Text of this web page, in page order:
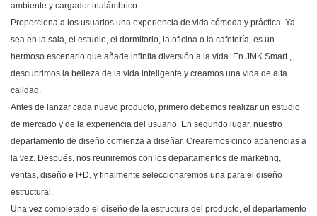
ambiente y cargador inalámbrico.
Proporciona a los usuarios una experiencia de vida cómoda y práctica. Ya
sea en la sala, el estudio, el dormitorio, la oficina o la cafetería, es un
hermoso escenario que añade infinita diversión a la vida. En JMK Smart,
descubrimos la belleza de la vida inteligente y creamos una vida de alta
calidad.
Antes de lanzar cada nuevo producto, primero debemos realizar un estudio
de mercado y de la experiencia del usuario. En segundo lugar, nuestro
departamento de diseño comienza a diseñar. Crearemos cinco apariencias a
la vez. Después, nos reuniremos con los departamentos de marketing,
ventas, diseño e I+D, y finalmente seleccionaremos una para el diseño
estructural.
Una vez completado el diseño de la estructura del producto, el departamento